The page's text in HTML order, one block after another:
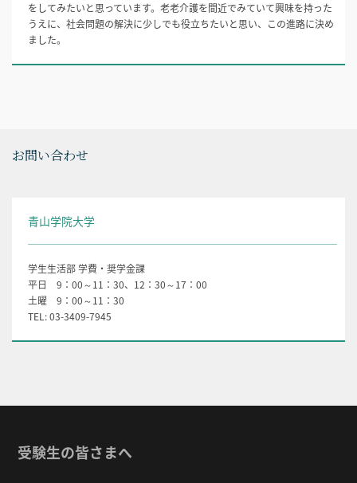
をしてみたいと思っています。老老介護を間近でみていて興味を持った
うえに、社会問題の解決に少しでも役立ちたいと思い、この進路に決め
ました。
お問い合わせ
青山学院大学
学生生活部 学費・奨学金課
平日 9：00～11：30、12：30～17：00
土曜 9：00～11：30
TEL: 03-3409-7945
受験生の皆さまへ